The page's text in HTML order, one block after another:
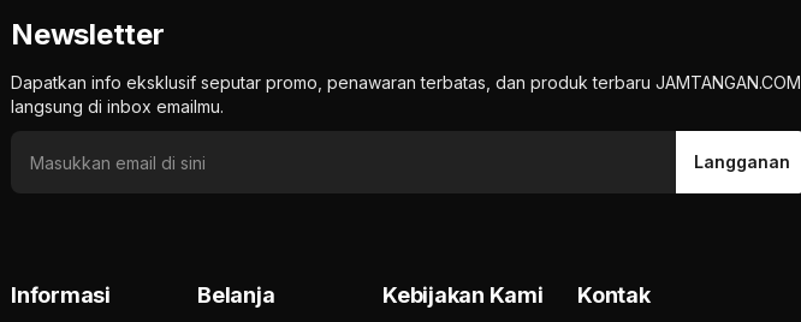
Newsletter
Dapatkan info eksklusif seputar promo, penawaran terbatas, dan produk terbaru JAMTANGAN.COM
langsung di inbox emailmu.
Langganan
Informasi Belanja Kebijakan Kami Kontak